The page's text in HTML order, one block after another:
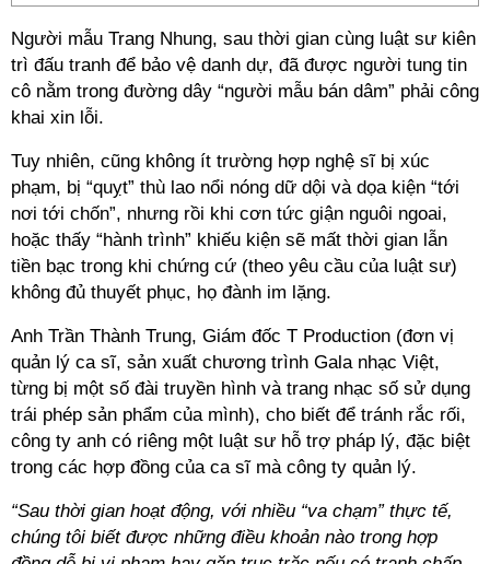
Người mẫu Trang Nhung, sau thời gian cùng luật sư kiên
trì đấu tranh để bảo vệ danh dự, đã được người tung tin
cô nằm trong đường dây “người mẫu bán dâm” phải công
khai xin lỗi.
Tuy nhiên, cũng không ít trường hợp nghệ sĩ bị xúc
phạm, bị “quỵt” thù lao nổi nóng dữ dội và dọa kiện “tới
nơi tới chốn”, nhưng rồi khi cơn tức giận nguôi ngoai,
hoặc thấy “hành trình” khiếu kiện sẽ mất thời gian lẫn
tiền bạc trong khi chứng cứ (theo yêu cầu của luật sư)
không đủ thuyết phục, họ đành im lặng.
Anh Trần Thành Trung, Giám đốc T Production (đơn vị
quản lý ca sĩ, sản xuất chương trình Gala nhạc Việt,
từng bị một số đài truyền hình và trang nhạc số sử dụng
trái phép sản phẩm của mình), cho biết để tránh rắc rối,
công ty anh có riêng một luật sư hỗ trợ pháp lý, đặc biệt
trong các hợp đồng của ca sĩ mà công ty quản lý.
“Sau thời gian hoạt động, với nhiều “va chạm” thực tế,
chúng tôi biết được những điều khoản nào trong hợp